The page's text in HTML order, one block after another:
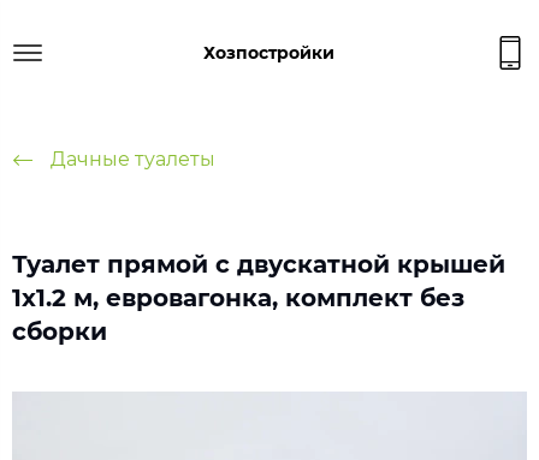
Хозпостройки
Дачные туалеты
Туалет прямой с двускатной крышей
1х1.2 м, евровагонка, комплект без
сборки